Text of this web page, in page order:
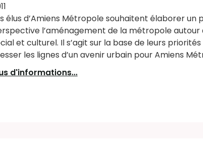
élus d’Amiens Métropole souhaitent élaborer
l’aménagement de la métropole
et culturel. Il s’agit sur la base de leurs
les lignes d’un avenir urbain pour Amiens
d'informations...